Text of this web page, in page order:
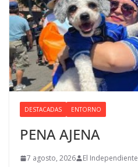
DESTACADAS ENTORNO
PENA AJENA
7 agosto, 2026 El Independiente